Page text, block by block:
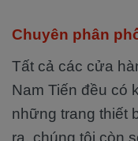
Chuyên phân
Tất cả các cửa
Nam Tiến đều có
những trang thiết
ra, chúng tôi còn